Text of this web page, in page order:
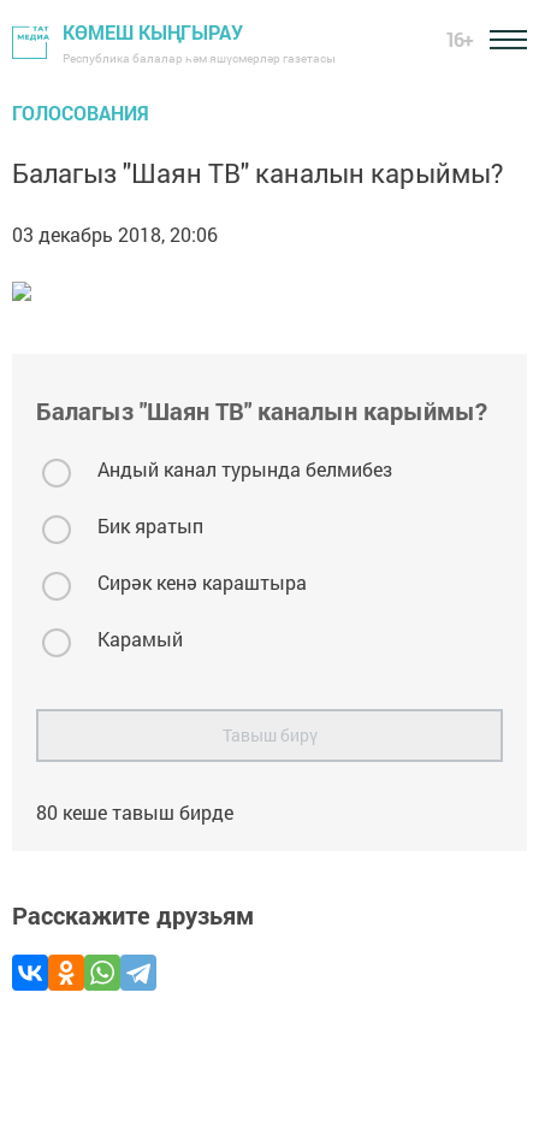
КӨМЕШ КЫҢГЫРАУ
Республика балалар һәм яшүсмерләр газетасы
16+
ГОЛОСОВАНИЯ
Балагыз "Шаян ТВ" каналын карыймы?
03 декабрь 2018, 20:06
Балагыз "Шаян ТВ" каналын карыймы?
Андый канал турында белмибез
Бик яратып
Сирәк кенә караштыра
Карамый
Тавыш бирү
80 кеше тавыш бирде
Расскажите друзьям